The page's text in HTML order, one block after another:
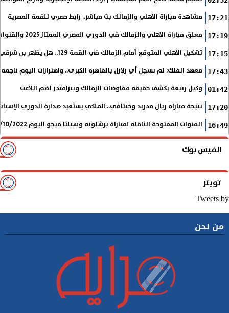
17:21 مشاهدة مباراة الأهلي والزمالك بث مباشر.. رابط حصري للقمة المصرية
17:19 معلق مباراة الأهلي والزمالك في الدوري المصري الممتاز 2025 والقنوات الناقلة
17:15 تشكيل الأهلي المتوقع أمام الزمالك في القمة 129.. هل يظهر بن شرقي؟
17:43 معهد الفلك: لم نسجل أي زلازل بالقاهرة الكبرى.. واهتزازات اليوم
01:42 وكيل ربيعة يكشف حقيقة مفاوضات الزمالك وبيراميدز لضم اللاعب
17:20 نتيجة مباراة ريال مدريد وخيتافي.. الملكي يستعيد صدارة الدوري
16:49 القنوات المفتوحة الناقلة لمباراة برشلونة وسيلتا فيجو اليوم 9/10/2022 في الدوري الإسباني
الفيس بوك
تويتر
Tweets by
من نحن